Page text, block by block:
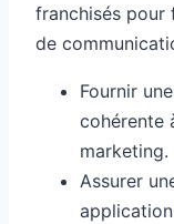
franchisés pour
de
Fournir
cohérente
marketing.
Assurer